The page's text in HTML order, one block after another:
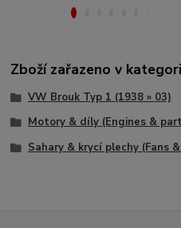
Zboží zařazeno v
VW Brouk Typ 1 (1938 » 03)
Motory & díly (Engines &
Sahary & krycí plechy (Fans